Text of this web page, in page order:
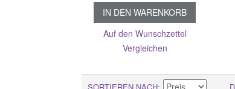
IN DEN WARENKORB
Auf den Wunschzettel
Vergleichen